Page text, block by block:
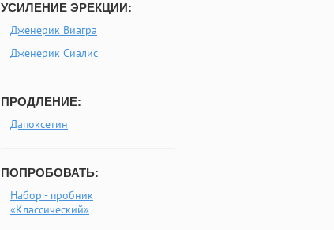
УСИЛЕНИЕ ЭРЕКЦИИ:
Дженерик Виагра
Дженерик Сиалис
ПРОДЛЕНИЕ:
Дапоксетин
ПОПРОБОВАТЬ:
Набор - пробник
«Классический»